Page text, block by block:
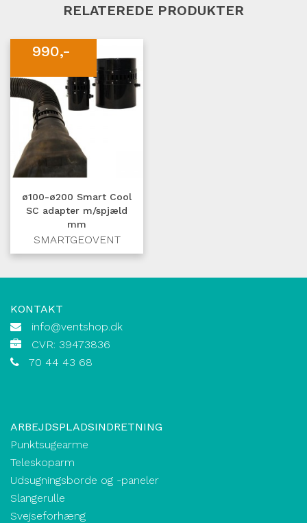
RELATEREDE PRODUKTER
990,-
ø100-ø200 Smart Cool
SC adapter m/spjæld
mm
SMARTGEOVENT
KONTAKT
info@ventshop.dk
CVR: 39473836
70 44 43 68
ARBEJDSPLADSINDRETNING
Punktsugearme
Teleskoparm
Udsugningsborde og -paneler
Slangerulle
Svejseforhæng